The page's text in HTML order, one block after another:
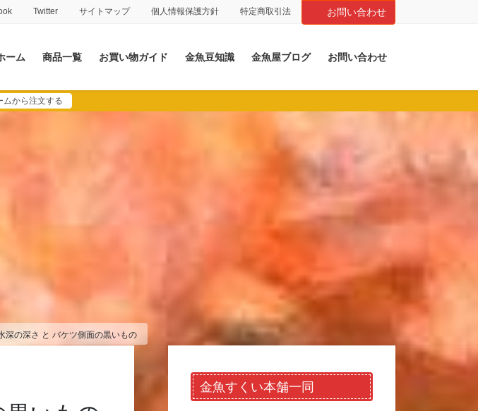
Twitter サイトマップ 個人情報保護方針 特定商取引法 お問い合わせ
ーム 商品一覧 お買い物ガイド 金魚豆知識 金魚屋ブログ お問い合わせ
ムから注文する
深の深さ と バケツ側面の黒いもの
金魚すくい本舗一同